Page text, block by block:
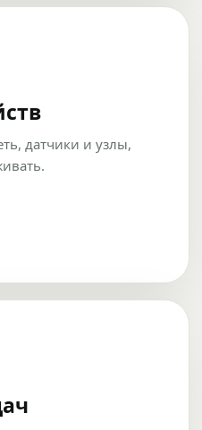
датчики и узлы,